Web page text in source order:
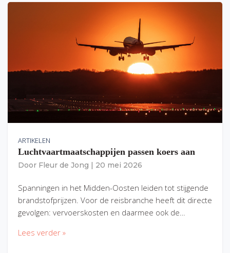
ARTIKELEN
Luchtvaartmaatschappijen passen koers aan
Door Fleur de Jong 20 mei 2026
Spanningen in het Midden-Oosten leiden tot stijgende
brandstofprijzen. Voor de reisbranche heeft dit directe
gevolgen: vervoerskosten en daarmee ook de…
Lees verder »